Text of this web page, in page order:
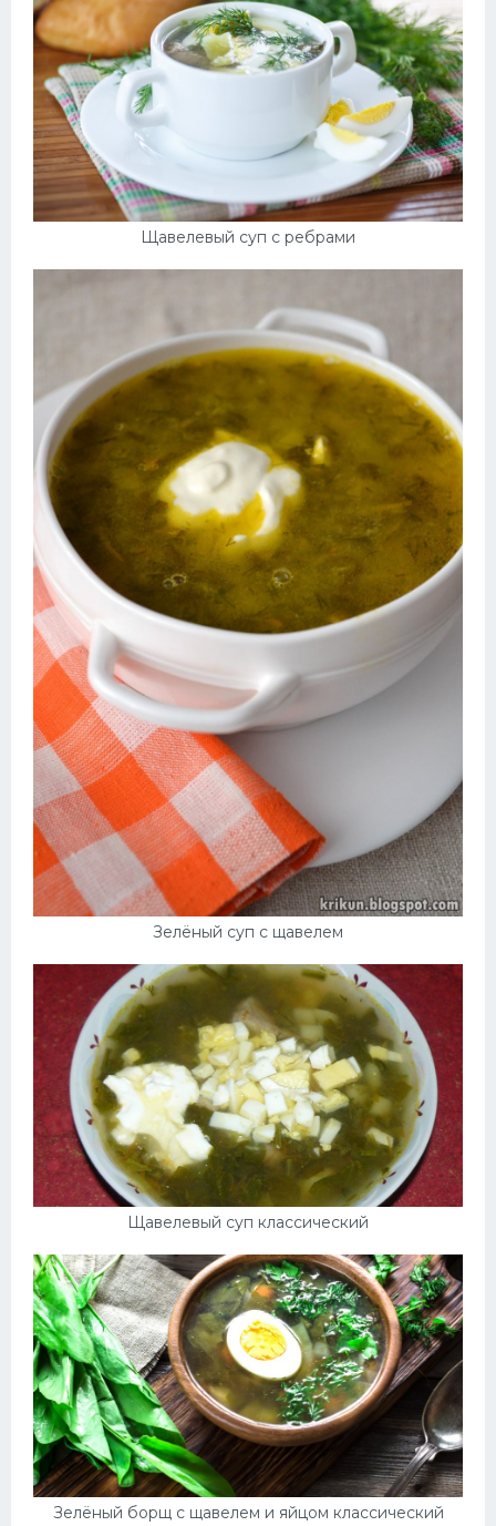
Щавелевый суп с ребрами
Зелёный суп с щавелем
Щавелевый суп классический
Зелёный борщ с щавелем и яйцом классический